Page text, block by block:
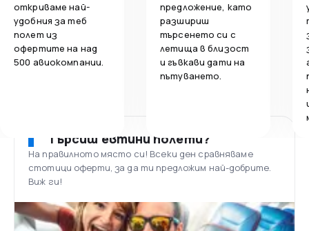
откриваме най-
удобния за теб
полет из
офертите на над
500 авиокомпании.
предложение, като
разшириш
търсенето си с
летища в близост
и гъвкави дати на
пътуването.
Търсиш евтини полети?
На правилното място си! Всеки ден сравняваме
стотици оферти, за да ти предложим най-добрите.
Виж ги!